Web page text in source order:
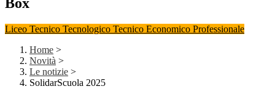
Box
Liceo Tecnico Tecnologico Tecnico Economico Professionale
Home >
Novità >
Le notizie >
SolidarScuola 2025